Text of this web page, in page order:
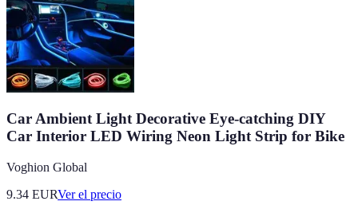
Car Ambient Light Decorative Eye-catching DIY
Car Interior LED Wiring Neon Light Strip for Bike
Voghion Global
9.34 EURVer el precio